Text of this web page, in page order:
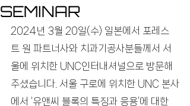
SEMINAR
2024년 3월 20일(수) 일본에서 포레스
트 원 파트너사와 치과기공사분들께서 서
울에 위치한 UNC인터내셔널으로 방문해
주셨습니다. 서울 구로에 위치한 UNC 본사
에서 ‘유앤씨 블록의 특징과 응용’에 대한